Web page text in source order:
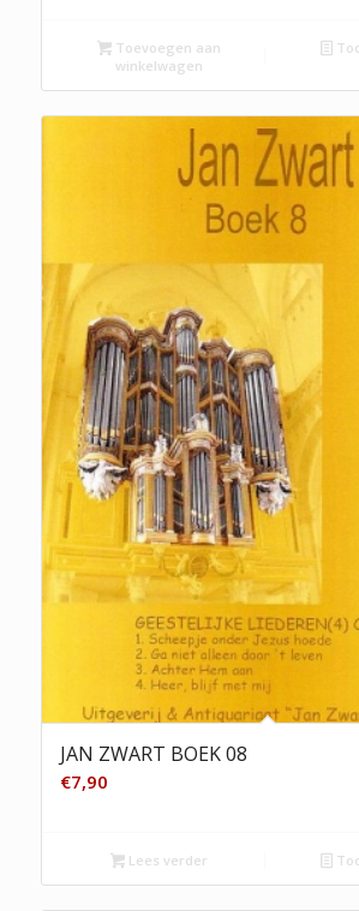
Toevoegen aan
winkelwagen
JAN ZWART BOEK 08
€7,90
Lees verder